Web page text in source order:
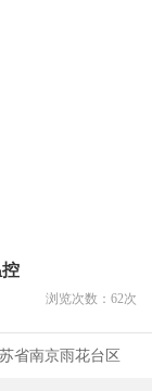
浏览次数： 62次
省南京雨花台区